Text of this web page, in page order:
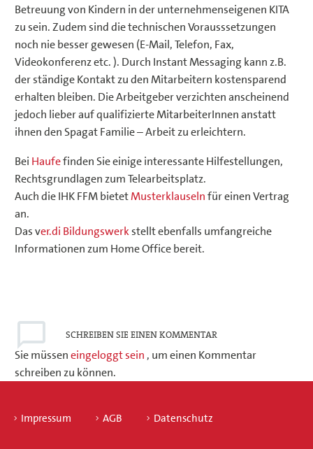
Betreuung von Kindern in der unternehmenseigenen KITA
zu sein. Zudem sind die technischen Vorausssetzungen
noch nie besser gewesen (E-Mail, Telefon, Fax,
Videokonferenz etc. ). Durch Instant Messaging kann z.B.
der ständige Kontakt zu den Mitarbeitern kostensparend
erhalten bleiben. Die Arbeitgeber verzichten anscheinend
jedoch lieber auf qualifizierte MitarbeiterInnen anstatt
ihnen den Spagat Familie – Arbeit zu erleichtern.
Bei Haufefinden Sie einige interessante Hilfestellungen,
Rechtsgrundlagen zum Telearbeitsplatz.
Auch die IHK FFM bietetMusterklauselnfür einen Vertrag
an.
Das ver.di Bildungswerkstellt ebenfalls umfangreiche
Informationen zum Home Office bereit.
SCHREIBENSIE EINEN KOMMENTAR
Sie müsseneingeloggt sein , um einen Kommentar
schreiben zu können.
Impressum AGB Datenschutz